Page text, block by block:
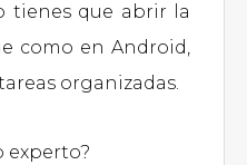
tienes que abrir la
como en Android,
organizadas.
experto?